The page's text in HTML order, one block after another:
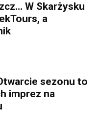
W Skarżysku
a
sezonu to
imprez na